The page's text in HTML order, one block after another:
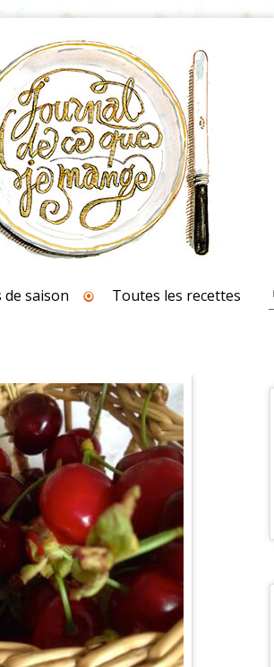
de saison Toutes les recettes